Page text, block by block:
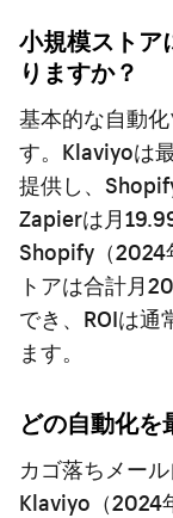
小規模ストア
りますか？
基本的な自動
す。Klaviyoは
提供し、
Zapierは月
Shopify（2024
トアは合計月
でき、ROIは通
ます。
どの自動化を
カゴ落ちメー
Klaviyo（2024